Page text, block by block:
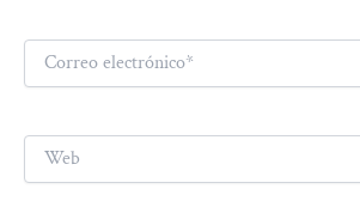
Correo
electrónico*
Web